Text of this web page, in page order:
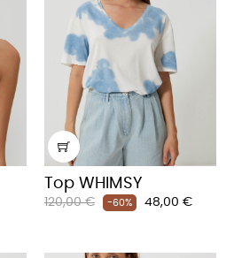
Top WHIMSY
Prix
120,00 € -60% Prix
48,00 €